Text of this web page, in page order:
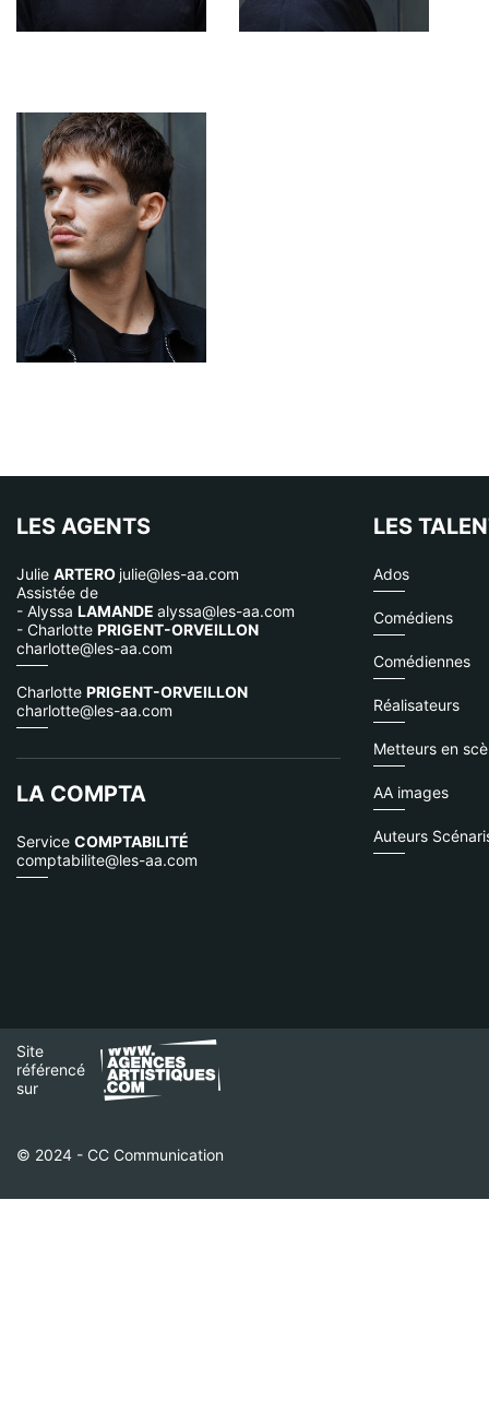
LES AGENTS
Julie ARTERO julie@les-aa.com
Assistée de
- Alyssa LAMANDE alyssa@les-aa.com
- Charlotte PRIGENT-ORVEILLON
charlotte@les-aa.com
Charlotte PRIGENT-ORVEILLON
charlotte@les-aa.com
LA COMPTA
Service COMPTABILITÉ
comptabilite@les-aa.com
LES
Ados
Comédiens
Comédiennes
Réalisateurs
Metteurs en
AA images
Auteurs
Site
référencé
sur
© 2024 - CC Communication